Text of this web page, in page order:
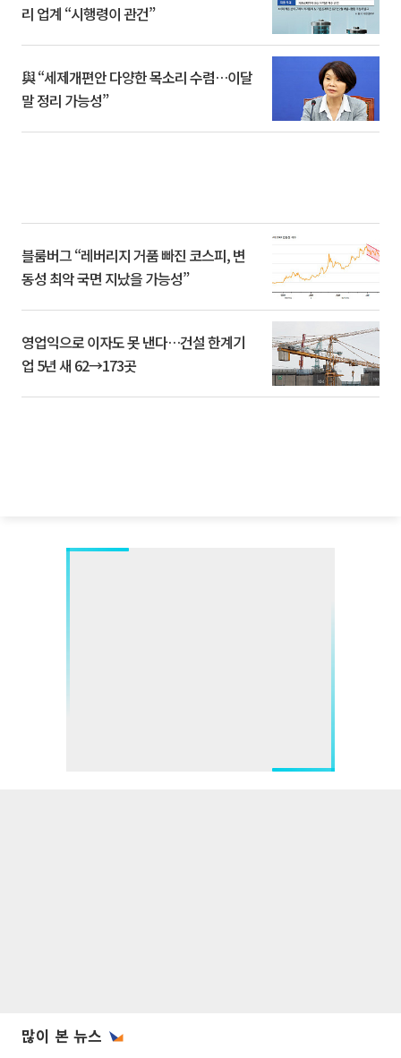
리 업계 “시행령이 관건”
與 “세제개편안 다양한 목소리 수렴…이달
말 정리 가능성”
블룸버그 “레버리지 거품 빠진 코스피, 변
동성 최악 국면 지났을 가능성”
영업익으로 이자도 못 낸다…건설 한계기
업 5년 새 62→173곳
많이 본 뉴스